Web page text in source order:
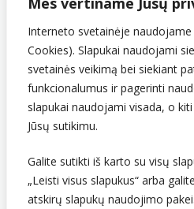
Interneto svetainėje
Cookies). Slapukai naudojami
svetainės veikimą bei siekiant
funkcionalumus ir pagerinti
slapukai naudojami visada, o
Jūsų sutikimu.
Galite sutikti iš karto su visų
„Leisti visus slapukus“ arba
atskirų slapukų naudojimo
PVM mokėtojo kodas
LT907432416
Sekite